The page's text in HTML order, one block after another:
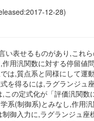
12-28)
表せるものがあり,これ
用汎関数に対する停留値
は,質点系と同様にして
を得るには,ラグランジュ
の定式化が「評価汎関
系(制御系)とみなし,作用
御入力に,ラグランジュ